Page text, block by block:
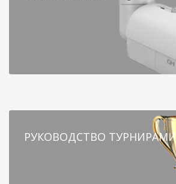
РУКОВОДСТВО ТУРНИРАМИ